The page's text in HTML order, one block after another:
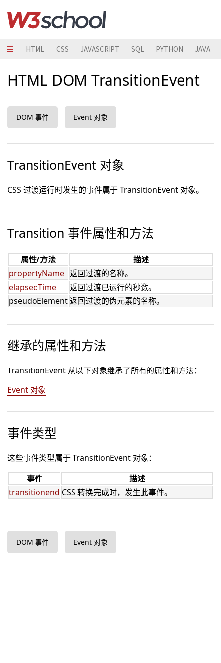
HTML CSS JAVASCRIPT SQL PYTHON JAVA
HTML DOM TransitionEvent
DOM 事件 Event 对象
TransitionEvent 对象
CSS 过渡运行时发生的事件属于 TransitionEvent 对象。
Transition 事件属性和方法
属性/方法
描述
propertyName 返回过渡的名称。
elapsedTime
返回过渡已运行的秒数。
pseudoElement返回过渡的伪元素的名称。
继承的属性和方法
TransitionEvent 从以下对象继承了所有的属性和方法：
Event 对象
事件类型
这些事件类型属于 TransitionEvent 对象：
事件
描述
transitionend CSS 转换完成时，发生此事件。
DOM 事件 Event 对象